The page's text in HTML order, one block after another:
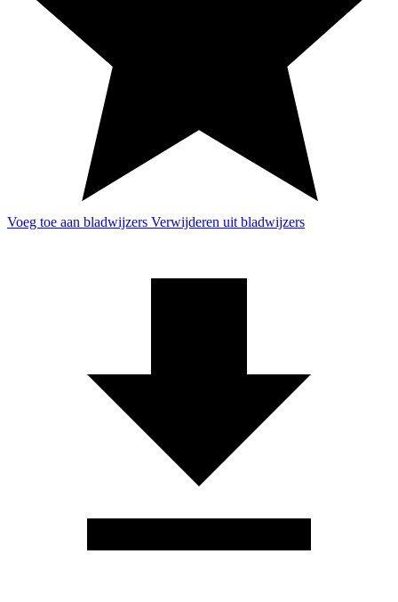
Voeg toe aan bladwijzers Verwijderen uit bladwijzers